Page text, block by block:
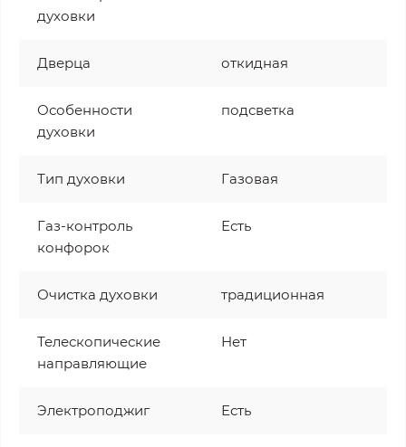
духовки
Дверца откидная
Особенности
духовки
подсветка
Тип духовки Газовая
Газ-контроль
конфорок
Есть
Очистка духовки традиционная
Телескопические
направляющие
Нет
Электроподжиг Есть